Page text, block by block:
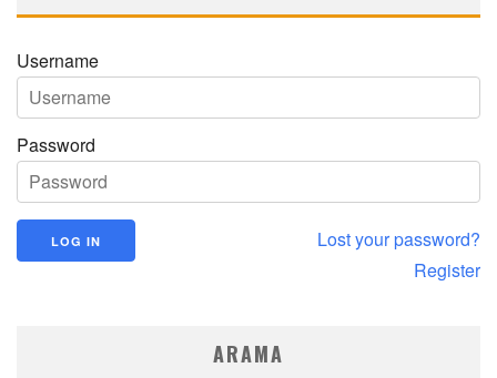
Username
Password
Lost your password?
Register
ARAMA